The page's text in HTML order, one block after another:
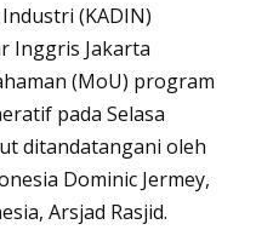
(KADIN)
Inggris Jakarta
(MoU) program
pada Selasa
ditandatangani oleh
Dominic Jermey,
Arsjad Rasjid.